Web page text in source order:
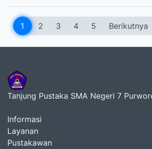
1 2 3 4 5 Berikutnya
Tanjung Pustaka SMA Negeri 7
Informasi
Layanan
Pustakawan